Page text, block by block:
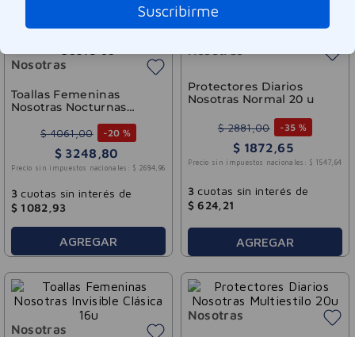
Nosotras
Toallas Femeninas
Nosotras Nocturnas
$ 4061,00 -20 %
$ 3248 ,80
Precio sin impuestos nacionales: $ 2684, 96
3 cuotas sin interés de
$ 1082,93
AGREGAR
Protectores Diarios
Nosotras Normal 20 u
$ 2881,00 -35 %
$ 1872,65
Precio sin impuestos nacionales: $ 1547, 64
3 cuotas sin interés de
$ 624 21
AGREGAR
Nosotras
Nosotras
Suscribirme